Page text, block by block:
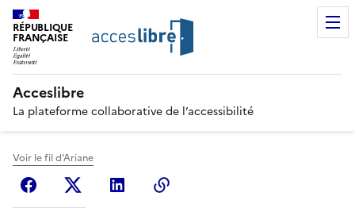
RÉPUBLIQUE
FRANÇAISE
Acceslibre
La plateforme collaborative de l’accessibilité
Voir le fil d'Ariane
FacebookX (anciennement Twitter)
Linkedin